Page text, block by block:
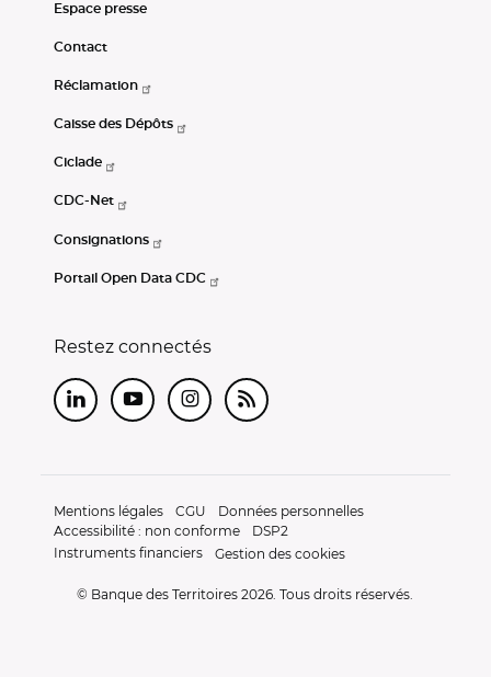
Espace presse
Contact
Réclamation
Caisse des Dépôts
Ciclade
CDC-Net
Consignations
Portail Open Data CDC
Restez connectés
LinkedInYoutubeInstagram
RSS
Mentions légales CGU
Données personnelles
Accessibilité : non conforme
DSP2
Instruments financiers
Gestion des cookies
© Banque des Territoires 2026. Tous droits réservés.